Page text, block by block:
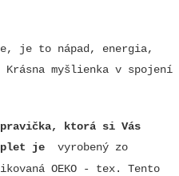
je to nápad, energia,
myšlienka v spojení
ktorá si Vás
je
vyrobený zo
OEKO - tex. Tento